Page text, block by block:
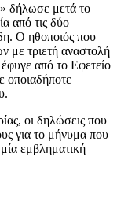
δήλωσε μετά το
από τις δύο
Ο ηθοποιός που
με τριετή αναστολή
από το Εφετείο
οποιαδήποτε
οι δηλώσεις που
για το μήνυμα που
εμβληματική